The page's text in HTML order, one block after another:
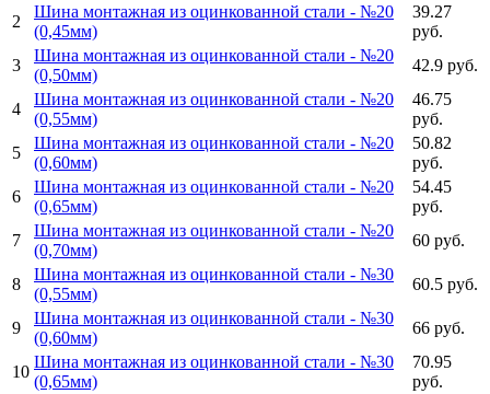
2
Шина монтажная из оцинкованной стали - №20
(0,45мм)
39.27
руб.
3
Шина монтажная из оцинкованной стали - №20
(0,50мм)
42.9 руб.
4
Шина монтажная из оцинкованной стали - №20
(0,55мм)
46.75
руб.
5
Шина монтажная из оцинкованной стали - №20
(0,60мм)
50.82
руб.
6
Шина монтажная из оцинкованной стали - №20
(0,65мм)
54.45
руб.
7
Шина монтажная из оцинкованной стали - №20
(0,70мм)
60 руб.
8
Шина монтажная из оцинкованной стали - №30
(0,55мм)
60.5 руб.
9
Шина монтажная из оцинкованной стали - №30
(0,60мм)
66 руб.
10
Шина монтажная из оцинкованной стали - №30
(0,65мм)
70.95
руб.